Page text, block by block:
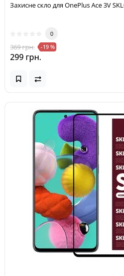
Захисне скло для OnePlus Ace 3V
0
369 грн. -19 %
299 грн.